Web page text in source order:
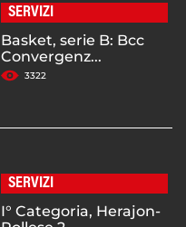
SERVIZI
Basket, serie B: Bcc
Convergenz...
3322
SERVIZI
I° Categoria, Herajon-